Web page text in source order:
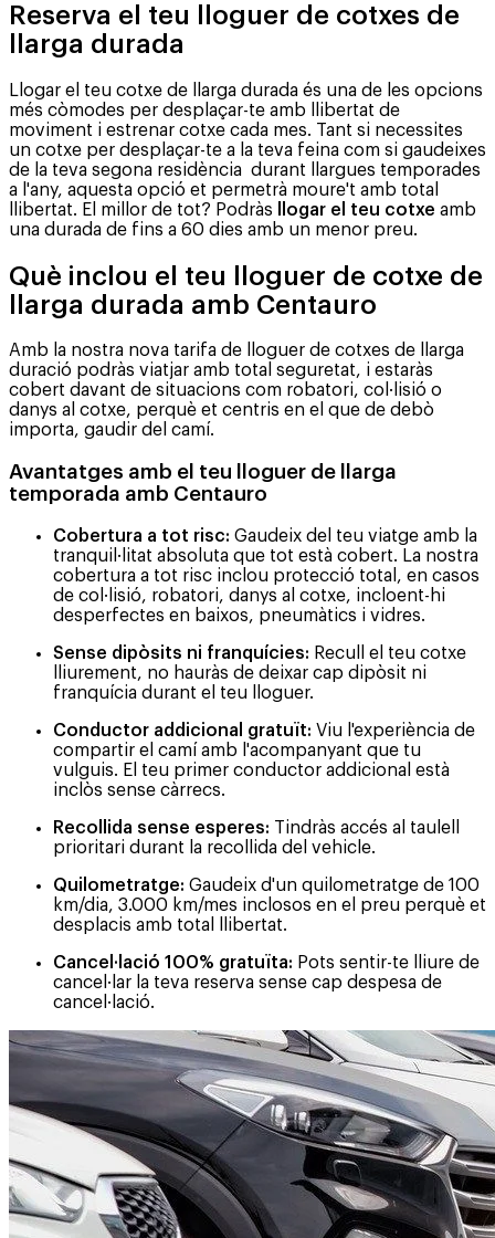
Reserva el teu lloguer de cotxes de
llarga durada
Llogar el teu cotxe de llarga durada és una de les opcions
més còmodes per desplaçar-te amb llibertat de
moviment i estrenar cotxe cada mes. Tant si necessites
un cotxe per desplaçar-te a la teva feina com si gaudeixes
de la teva segona residència durant llargues temporades
a l'any, aquesta opció et permetrà moure't amb total
llibertat. El millor de tot? Podràs
llogar el teu cotxe amb
una durada de fins a 60 dies amb un menor preu.
Què inclou el teu lloguer de cotxe de
llarga durada amb Centauro
Amb la nostra nova tarifa de lloguer de cotxes de llarga
duració podràs viatjar amb total seguretat, i estaràs
cobert davant de situacions com robatori, col·lisió o
danys al cotxe, perquè et centris en el que de debò
importa, gaudir del camí.
Avantatges amb el teu lloguer de llarga
temporada amb Centauro
Cobertura a tot risc: Gaudeix del teu viatge amb la
tranquil·litat absoluta que tot està cobert. La nostra
cobertura a tot risc inclou protecció total, en casos
de col·lisió, robatori, danys al cotxe, incloent-hi
desperfectes en baixos, pneumàtics i vidres.
Sense dipòsits ni franquícies: Recull el teu cotxe
lliurement, no hauràs de deixar cap dipòsit ni
franquícia durant el teu lloguer.
Conductor addicional gratuït: Viu l'experiència de
compartir el camí amb l'acompanyant que tu
vulguis. El teu primer conductor addicional està
inclòs sense càrrecs.
Recollida sense esperes: Tindràs accés al taulell
prioritari durant la recollida del vehicle.
Quilometratge: Gaudeix d'un quilometratge de 100
km/dia, 3.000 km/mes inclosos en el preu perquè et
desplacis amb total llibertat.
Cancel·lació 100% gratuïta: Pots sentir-te lliure de
cancel·lar la teva reserva sense cap despesa de
cancel·lació.